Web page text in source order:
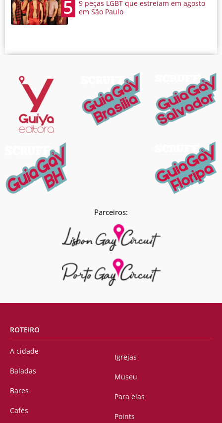
5
9 peças LGBT que estreiam em agosto
em São Paulo
Parceiros:
ROTEIRO
A cidade
Baladas
Bares
Cafés
Igrejas
Museu
Para elas
Points